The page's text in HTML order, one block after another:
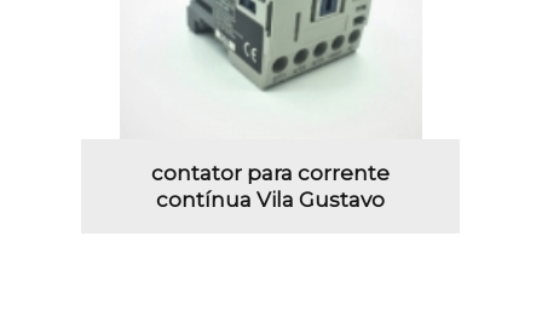
contator para corrente
contínua Vila Gustavo